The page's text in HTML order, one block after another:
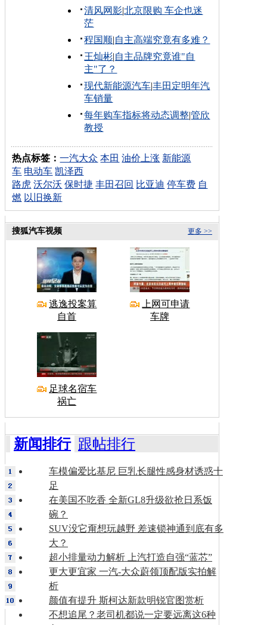
清风网影|北京限购 车企也迷
茫
程国顺|自主高端究竟有多难？
王灿彬|自主品牌究竟谁"自
主"了？
现代新能源汽车|丰田定明年汽
车销量
每年购车指标将动态调整|管欣
教授
热点标签：一汽大众 本田 油价上涨 新能源
车 电动车 凯泽西
路虎 沃尔沃 保时捷 丰田召回 比亚迪 停车费 自
燃 以旧换新
更多 >>
搜狐汽车视频
逃逸投案算
自首
上网可申请
车牌
足球名宿车
祸亡
新闻排行 跟帖排行
车模偏爱比基尼 巨乳长腿性感身材诱惑十
足
在美国不吃香 全新GL8升级欲抢日系饭
碗？
SUV没它甭想玩越野 差速锁神通到底有多
大？
超小排量动力解析 上汽打造自强“蓝芯”
更大更宜家 一汽-大众蔚领顶配版实拍解
析
颜值有提升 斯柯达新款明锐官图赏析
不想追尾？老司机都说一定要远离这6种